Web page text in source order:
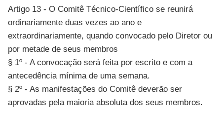
Artigo 13 - O Comitê Técnico-Científico se reunirá
ordinariamente duas vezes ao ano e
extraordinariamente, quando convocado pelo Diretor ou
por metade de seus membros
§ 1º - A convocação será feita por escrito e com a
antecedência mínima de uma semana.
§ 2º - As manifestações do Comitê deverão ser
aprovadas pela maioria absoluta dos seus membros.